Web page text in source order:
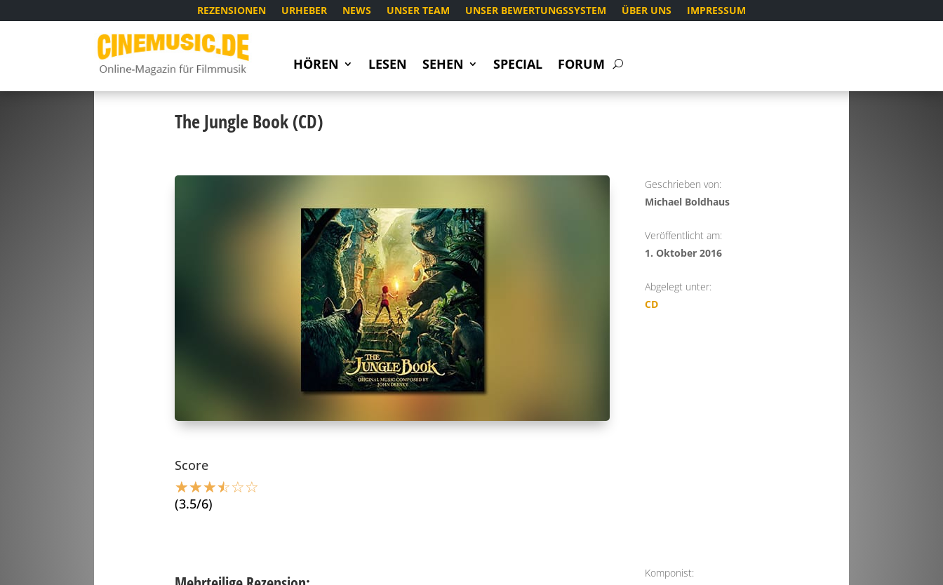
REZENSIONEN URHEBER NEWS UNSER TEAM UNSER BEWERTUNGSSYSTEM ÜBER UNS IMPRESSUM
HÖREN LESEN SEHEN SPECIAL FORUM
The Jungle Book (CD)
Geschrieben von:
Michael Boldhaus
Veröffentlicht am:
1. Oktober 2016
Abgelegt unter:
CD
Score
☆☆☆☆☆☆
(3.5/6)
Komponist: